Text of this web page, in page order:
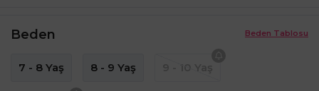
Beden Tablosu
Beden
7 - 8 Yaş 8 - 9 Yaş